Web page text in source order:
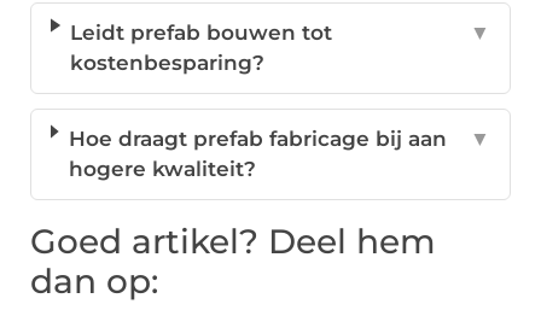
Leidt prefab bouwen tot
kostenbesparing?
▼
Hoe draagt prefab fabricage bij aan
hogere kwaliteit?
▼
Goed artikel? Deel hem
dan op: